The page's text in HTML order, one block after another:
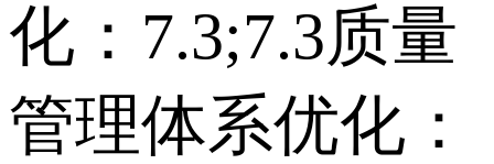
化：7.3;7.3质量
管理体系优化：